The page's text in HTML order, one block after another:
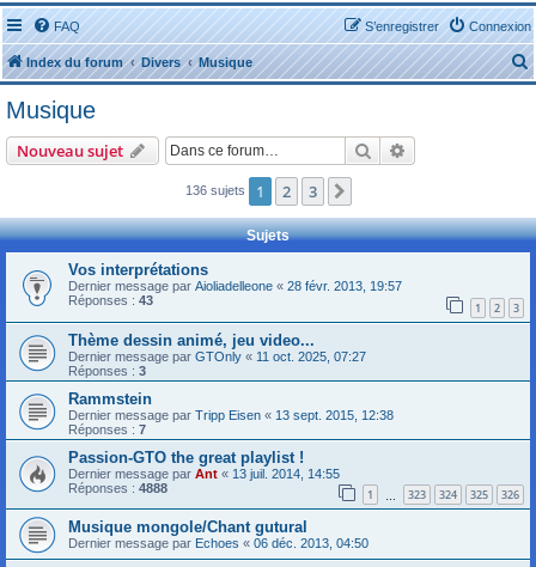
FAQ Connexion
S’enregistrer
Index du forum Divers Musique
e
c
Musique
Nouveau sujet Rechercher
136 sujets 1 2 3
Sujets
Vos interprétations
Dernier message par Aioliadelleone « 28 févr. 2013, 19:57
Réponses : 43 1 2 3
Thème dessin animé, jeu video...
Dernier message par GTOnly « 11 oct. 2025, 07:27
Réponses : 3
Rammstein
Dernier message par Tripp Eisen « 13 sept. 2015, 12:38
Réponses : 7
Passion-GTO the great playlist !
Dernier message par Ant « 13 juil. 2014, 14:55
Réponses : 4888 1 323 324 325 326
Musique mongole/Chant gutural
Dernier message par Echoes « 06 déc. 2013, 04:50